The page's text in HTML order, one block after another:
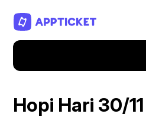
Hopi Hari 30/